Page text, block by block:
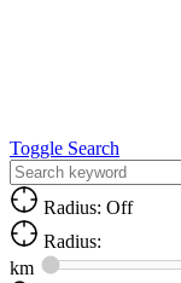
Toggle Search
Radius: Off
Radius:
km